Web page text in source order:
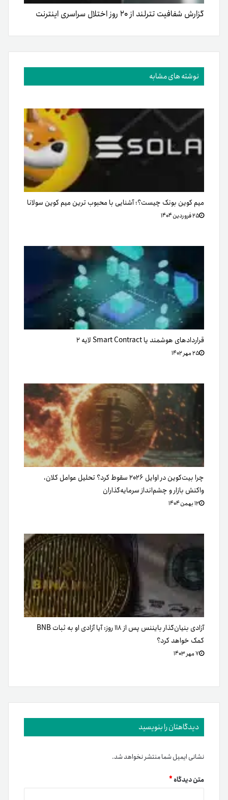
گزارش شفافیت تترلند از ۲۰ روز اختلال سراسری اینترنت
نوشته های مشابه
میم کوین بونک چیست؟؛ آشنایی با محبوب ترین میم کوین سولانا
۲۵ فروردین ۱۴۰۴
قراردادهای هوشمند یا Smart Contract لایه ۲
۲۵ مهر ۱۴۰۲
چرا بیت‌کوین در اوایل ۲۰۲۶ سقوط کرد؟ تحلیل عوامل کلان،
واکنش بازار و چشم‌انداز سرمایه‌گذاران
۱۲ بهمن ۱۴۰۴
آزادی بنیان‌گذار بایننس پس از ۱۱۸ روز: آیا آزادی او به ثبات BNB
کمک خواهد کرد؟
۷ مهر ۱۴۰۳
دیدگاهتان را بنویسید
نشانی ایمیل شما منتشر نخواهد شد.
متن دیدگاه*